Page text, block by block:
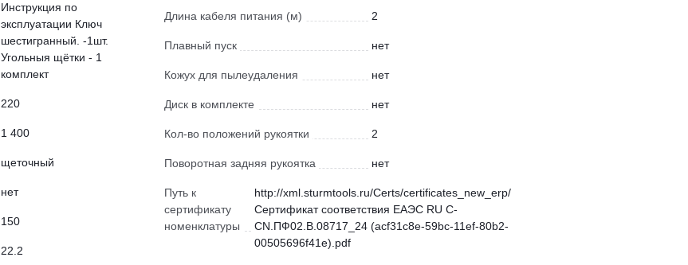
Инструкция по
эксплуатации Ключ
шестигранный. -1шт.
Угольныя щётки - 1
комплект
220
1 400
щеточный
нет
150
22.2
Длина кабеля питания (м) 2
Плавный пуск нет
Кожух для пылеудаления нет
Диск в комплекте нет
Кол-во положений рукоятки 2
Поворотная задняя рукоятка нет
Путь к
сертификату
номенклатуры
http://xml.sturmtools.ru/Certs/certificates_new_erp/
Сертификат соответствия ЕАЭС RU С-
CN.ПФ02.В.08717_24 (acf31c8e-59bc-11ef-80b2-
00505696f41e).pdf